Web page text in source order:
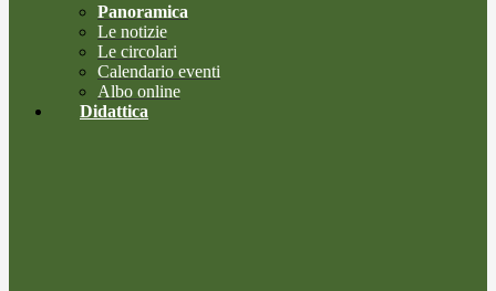
Panoramica
Le notizie
Le circolari
Calendario eventi
Albo online
Didattica